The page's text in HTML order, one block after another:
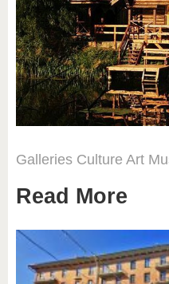
Galleries Culture Art
Read More